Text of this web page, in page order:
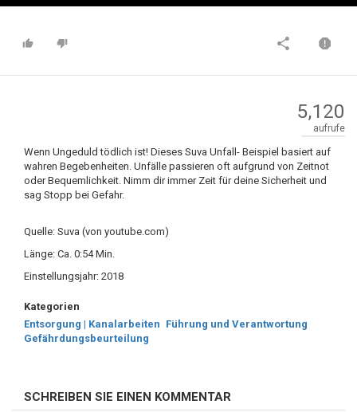
5,120
aufrufe
Wenn Ungeduld tödlich ist! Dieses Suva Unfall- Beispiel basiert auf
wahren Begebenheiten. Unfälle passieren oft aufgrund von Zeitnot
oder Bequemlichkeit. Nimm dir immer Zeit für deine Sicherheit und
sag Stopp bei Gefahr.
Quelle: Suva (von youtube.com)
Länge: Ca. 0:54 Min.
Einstellungsjahr: 2018
Kategorien
Entsorgung | Kanalarbeiten Führung und Verantwortung
Gefährdungsbeurteilung
SCHREIBEN SIE EINEN KOMMENTAR